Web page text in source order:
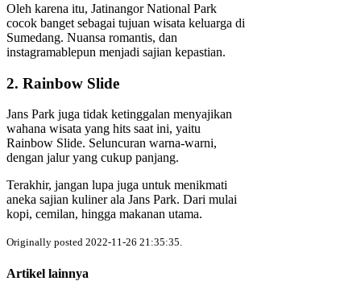
Oleh karena itu, Jatinangor National Park
cocok banget sebagai tujuan wisata keluarga di
Sumedang. Nuansa romantis, dan
instagramablepun menjadi sajian kepastian.
2. Rainbow Slide
Jans Park juga tidak ketinggalan menyajikan
wahana wisata yang hits saat ini, yaitu
Rainbow Slide. Seluncuran warna-warni,
dengan jalur yang cukup panjang.
Terakhir, jangan lupa juga untuk menikmati
aneka sajian kuliner ala Jans Park. Dari mulai
kopi, cemilan, hingga makanan utama.
Originally posted 2022-11-26 21:35:35.
Artikel lainnya